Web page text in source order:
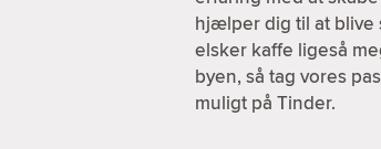
hjælper dig til at blive
elsker kaffe ligeså
byen, så tag vores
muligt på Tinder.